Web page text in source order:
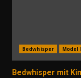
Bedwhisper Model
Bedwhisper mit